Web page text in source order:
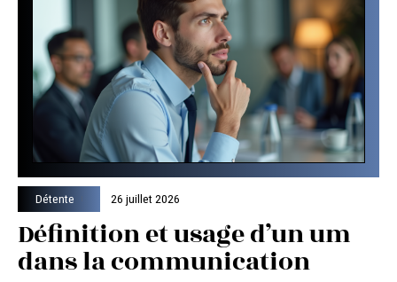
Détente 26 juillet 2026
Définition et usage d’un um
dans la communication